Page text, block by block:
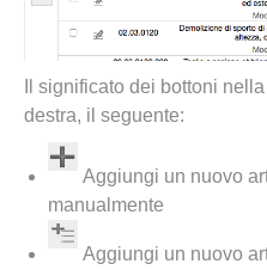
Il significato dei bottoni
destra, il seguente:
Aggiungi un nuovo
manualmente
Aggiungi un nuovo